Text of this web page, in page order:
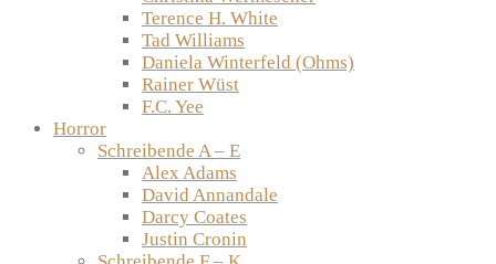
Terence H. White
Tad Williams
Daniela Winterfeld (Ohms)
Rainer Wüst
F.C. Yee
Horror
Schreibende A – E
Alex Adams
David Annandale
Darcy Coates
Justin Cronin